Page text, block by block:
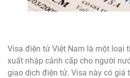
Visa điện tử Việt Nam là một loại
xuất nhập cảnh cấp cho người
giao dịch điện tử. Visa này có giá